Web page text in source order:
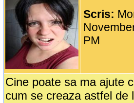
Scris:
PM
Cine poate sa ma ajute
cum se creaza astfel de